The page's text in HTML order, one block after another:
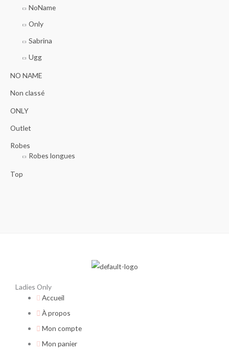
NoName
Only
Sabrina
Ugg
NO NAME
Non classé
ONLY
Outlet
Robes
Robes longues
Top
Ladies Only
Accueil
À propos
Mon compte
Mon panier